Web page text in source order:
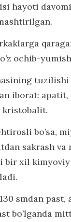
hayoti
ochib-
tuzilishi
iborat: apatit,
kristobalit.
bo’sa,
sakrash va
bir xil
smdan past,
bo’lganda